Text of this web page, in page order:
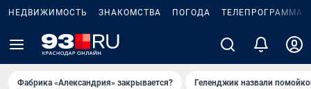
НЕДВИЖИМОСТЬ ЗНАКОМСТВА ПОГОДА ТЕЛЕПРОГРАММА
Фабрика «Александрия» закрывается? Геленджик назвали